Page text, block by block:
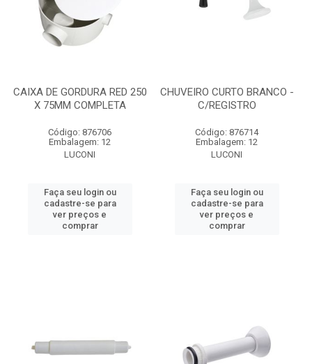
CAIXA DE GORDURA RED 250
X 75MM COMPLETA
Código: 876706
Embalagem: 12
LUCONI
Faça seu login ou
cadastre-se para
ver preços e
comprar
CHUVEIRO CURTO BRANCO -
C/REGISTRO
Código: 876714
Embalagem: 12
LUCONI
Faça seu login ou
cadastre-se para
ver preços e
comprar